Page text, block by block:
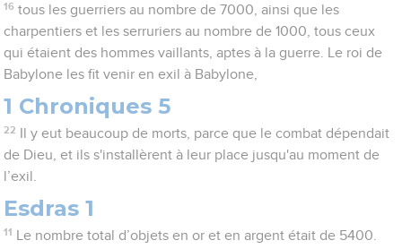
16 tous les guerriers au nombre de 7000, ainsi que les
charpentiers et les serruriers au nombre de 1000, tous ceux
qui étaient des hommes vaillants, aptes à la guerre. Le roi de
Babylone les fit venir en exil à Babylone,
1 Chroniques 5
22
Il y eut beaucoup de morts, parce que le combat dépendait
de Dieu, et ils s'installèrent à leur place jusqu'au moment de
l’exil.
Esdras 1
11
Le nombre total d’objets en or et en argent était de 5400.